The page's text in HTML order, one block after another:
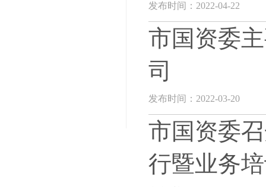
发布时间：2022-04-22
市国资委
司
发布时间：2022-03-20
市国资委
行暨业务